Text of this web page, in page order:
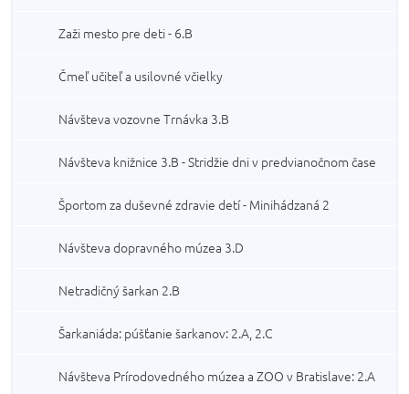
Zaži mesto pre deti - 6.B
Čmeľ učiteľ a usilovné včielky
Návšteva vozovne Trnávka 3.B
Návšteva knižnice 3.B - Stridžie dni v predvianočnom čase
Športom za duševné zdravie detí - Minihádzaná 2
Návšteva dopravného múzea 3.D
Netradičný šarkan 2.B
Šarkaniáda: púšťanie šarkanov: 2.A, 2.C
Návšteva Prírodovedného múzea a ZOO v Bratislave: 2.A